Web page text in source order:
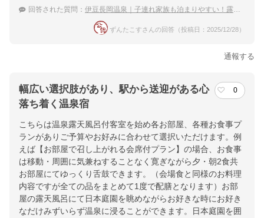
回答された質問： 伊豆長岡温泉｜子連れ家族も泊まりやすい！露天風呂付き客室がある宿は？
ずんたこすさんの回答（投稿日：2025/12/28）
通報する
幅広い選択肢があり、駅から送迎がある心
落ち着く温泉宿
0
こちらは温泉露天風呂付客室を始め各お部屋、各種お食事プ
ランがありご予算やお好みに合わせて選択いただけます。例
えば【お部屋で召し上がれる会席付プラン】の場合、お食事
は移動・周囲に気兼ねすることなく寛ぎながら夕・朝2食共
お部屋にてゆっくり舌鼓できます。（会場食と同様のお料理
内容ですが全ての品をまとめて1度で配膳となります）お部
屋の露天風呂にて日本庭園を眺めながらお好きな時にお好き
なだけみずいらず温泉に浸ることができます。日本庭園を囲